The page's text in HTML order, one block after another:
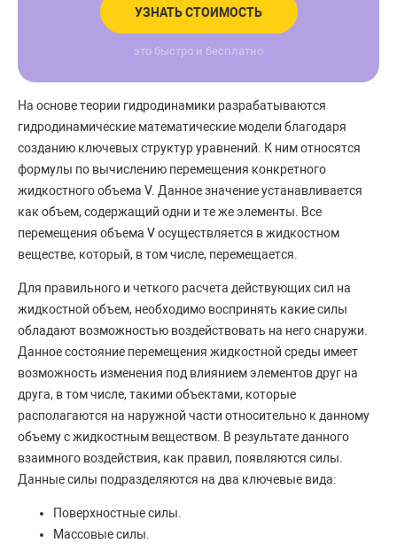
УЗНАТЬ СТОИМОСТЬ
это быстро и бесплатно
На основе теории гидродинамики разрабатываются
гидродинамические математические модели благодаря
созданию ключевых структур уравнений. К ним относятся
формулы по вычислению перемещения конкретного
жидкостного объема V. Данное значение устанавливается
как объем, содержащий одни и те же элементы. Все
перемещения объема V осуществляется в жидкостном
веществе, который, в том числе, перемещается.
Для правильного и четкого расчета действующих сил на
жидкостной объем, необходимо воспринять какие силы
обладают возможностью воздействовать на него снаружи.
Данное состояние перемещения жидкостной среды имеет
возможность изменения под влиянием элементов друг на
друга, в том числе, такими объектами, которые
располагаются на наружной части относительно к данному
объему с жидкостным веществом. В результате данного
взаимного воздействия, как правил, появляются силы.
Данные силы подразделяются на два ключевые вида:
Поверхностные силы.
Массовые силы.